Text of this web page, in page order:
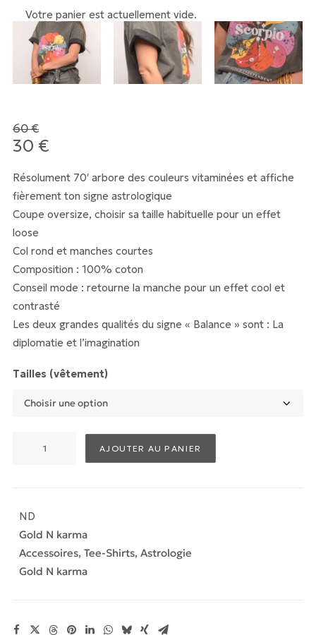
Votre panier est actuellement vide.
60€
Le
initial
était :
60 €.
30 €
actuel
est :
30 €.
Résolument 70′ arbore des couleurs vitaminées et affiche
fièrement ton signe astrologique
Coupe oversize, choisir sa taille habituelle pour un effet
loose
Col rond et manches courtes
Composition : 100% coton
Conseil mode : retourne la manche pour un effet cool et
contrasté
Les deux grandes qualités du signe « Balance » sont : La
diplomatie et l’imagination
Tailles (vêtement)
Scorpion
"Scorpio"
AJOUTER AU PANIER
ND
Gold N karma
Accessoires, Tee-Shirts, Astrologie
Gold N karma